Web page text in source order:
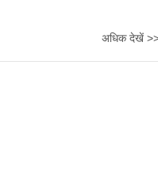
अधिक देखें